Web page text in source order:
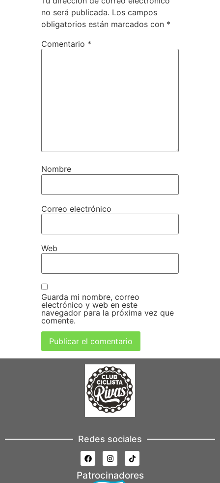
no será publicada. Los campos
obligatorios están marcados con *
Comentario *
Nombre
Correo electrónico
Web
Guarda mi nombre, correo
electrónico y web en este
navegador para la próxima vez que
comente.
Redes sociales
Patrocinadores